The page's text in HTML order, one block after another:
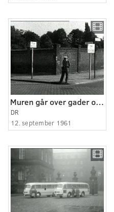
Muren går over gader og gennem huse
DR
12. september 1961